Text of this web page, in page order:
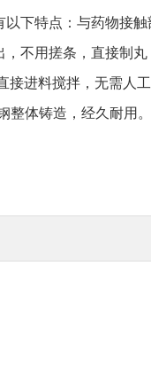
下特点： 与药物接
不用搓条，直接制
接进料搅拌，无需人
整体铸造，经久耐用